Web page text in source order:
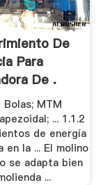
De
Para
De .
MTM
... 1.1.2
de energía
en la ... El molino
se adapta bien
...